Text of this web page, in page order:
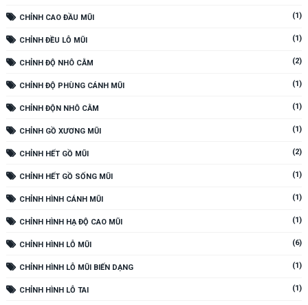
CHỈNH CAO ĐẦU MŨI (1)
CHỈNH ĐỀU LỖ MŨI (1)
CHỈNH ĐỘ NHÔ CẰM (2)
CHỈNH ĐỘ PHÙNG CÁNH MŨI (1)
CHỈNH ĐỘN NHÔ CẰM (1)
CHỈNH GỒ XƯƠNG MŨI (1)
CHỈNH HẾT GỒ MŨI (2)
CHỈNH HẾT GỒ SỐNG MŨI (1)
CHỈNH HÌNH CÁNH MŨI (1)
CHỈNH HÌNH HẠ ĐỘ CAO MŨI (1)
CHỈNH HÌNH LỖ MŨI (6)
CHỈNH HÌNH LỖ MŨI BIẾN DẠNG (1)
CHỈNH HÌNH LỖ TAI (1)